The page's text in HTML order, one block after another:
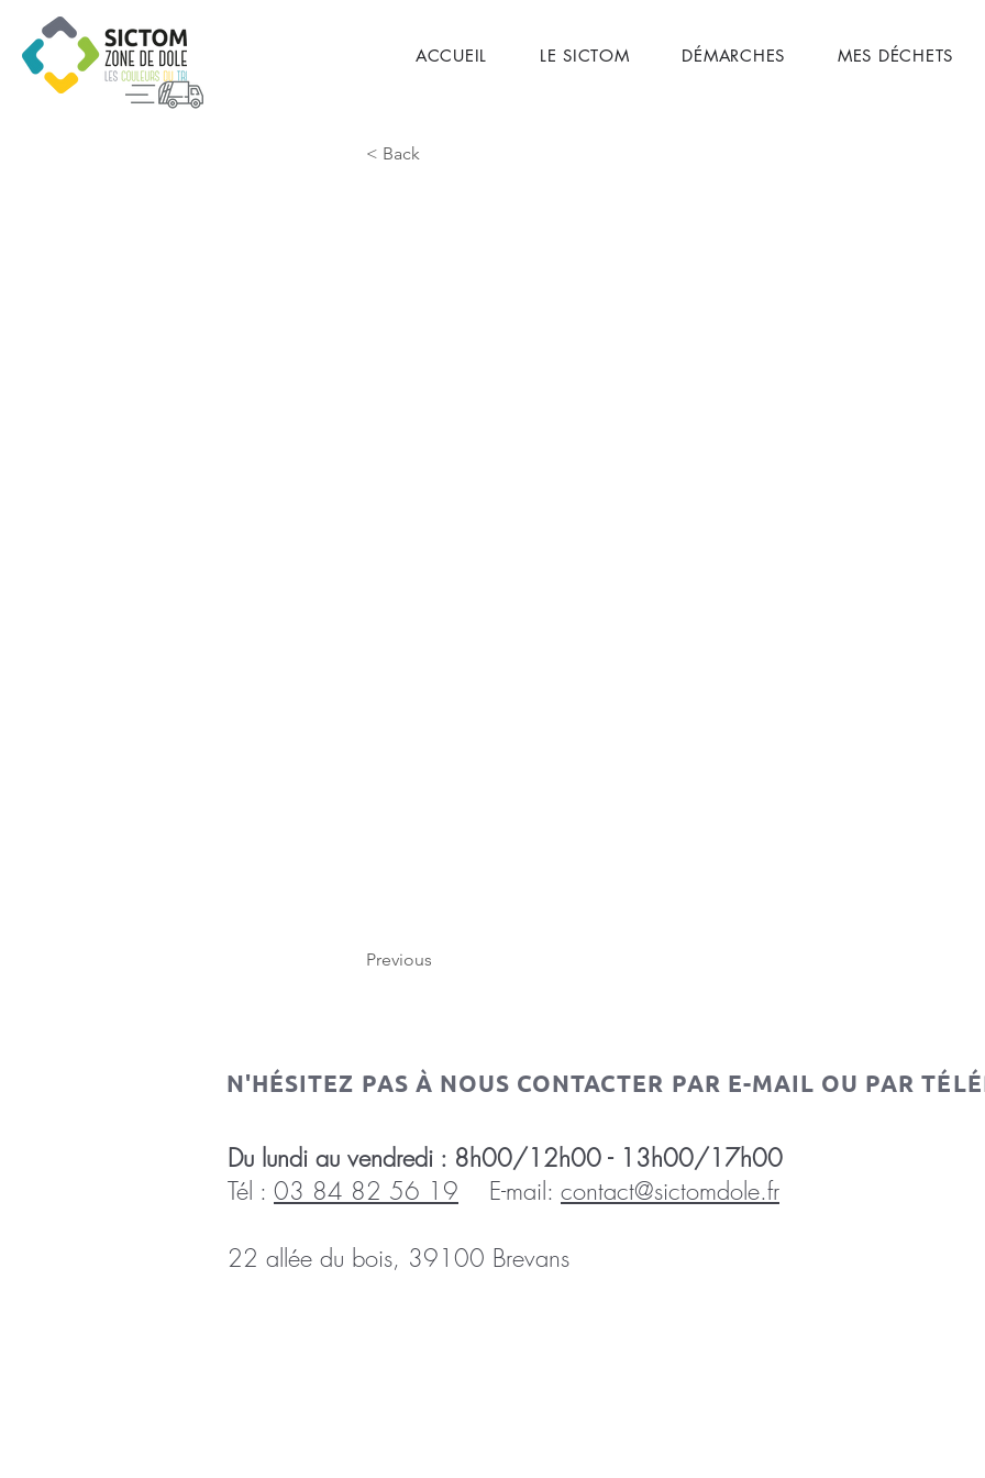
ACCUEIL LE SICTOM DÉMARCHES MES DÉCHETS
< Back
Previous
N'HÉSITEZ PAS À NOUS CONTACTER PAR E-MAIL OU PAR
Du lundi au vendredi : 8h00/12h00 - 13h00/17h00
Tél : 03 84 82 56 19 E-mail: contact@sictomdole.fr
22 allée du bois, 39100 Brevans